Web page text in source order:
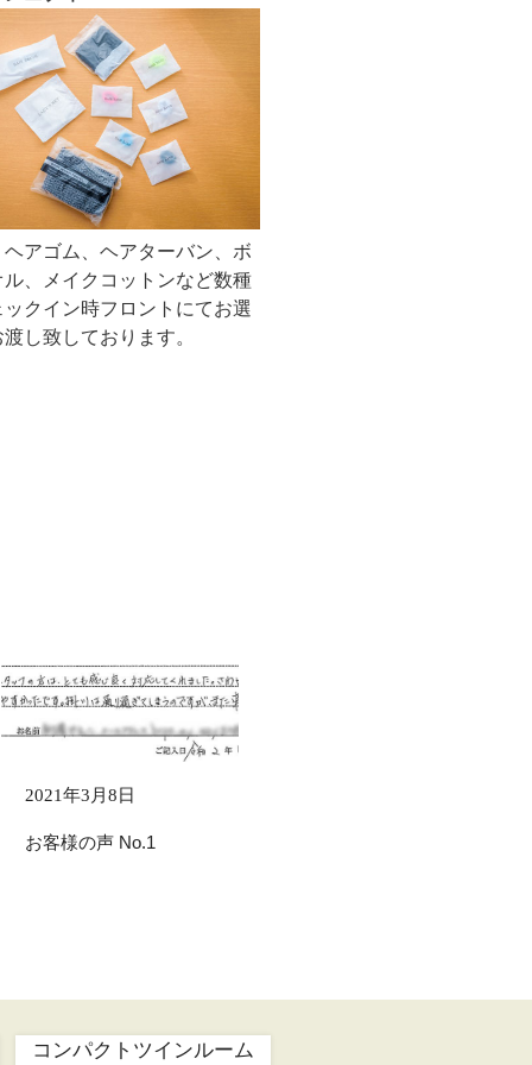
ヘアゴム、ヘアターバン、ボ
ル、メイクコットンなど数種
クイン時フロントにてお選
し致しております。
お客様の声 No.1
2021年3月8日
コンパクトツインルーム